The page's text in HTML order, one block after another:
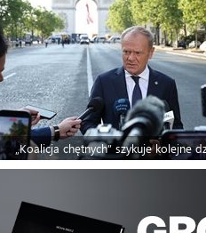
„Koalicja chętnych” szykuje kolejne